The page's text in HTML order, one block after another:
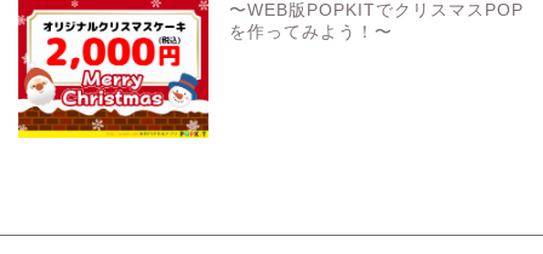
〜WEB版POPKITでクリスマスPOP
を作ってみよう！〜